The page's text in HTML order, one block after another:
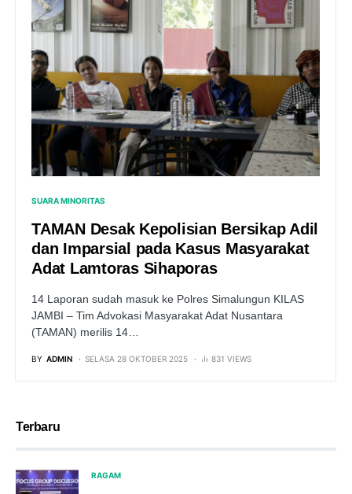
SUARA MINORITAS
TAMAN Desak Kepolisian Bersikap Adil
dan Imparsial pada Kasus Masyarakat
Adat Lamtoras Sihaporas
14 Laporan sudah masuk ke Polres Simalungun KILAS
JAMBI – Tim Advokasi Masyarakat Adat Nusantara
(TAMAN) merilis 14…
BY ADMIN SELASA 28 OKTOBER 2025 831 VIEWS
Terbaru
RAGAM